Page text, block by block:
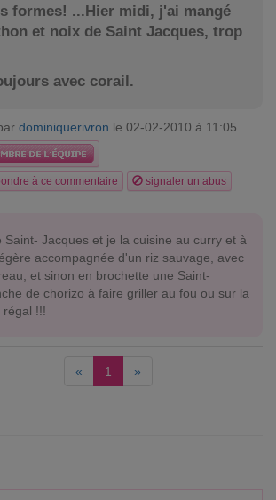
formes! ...Hier midi, j'ai mangé
et noix de Saint Jacques, trop
avec corail.
dominiquerivron le 02-02-2010 à 11:05
à ce commentaire signaler un abus
Saint- Jacques et je la cuisine au curry et à
accompagnée d'un riz sauvage, avec
et sinon en brochette une Saint-
de chorizo à faire griller au fou ou sur la
régal !!!
« 1 »